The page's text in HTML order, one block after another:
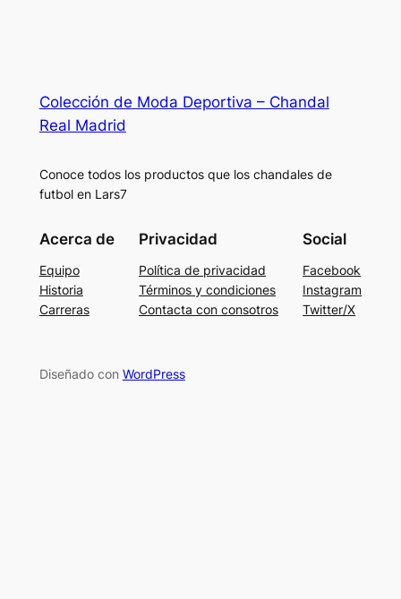
Colección de Moda Deportiva – Chandal
Real Madrid
Conoce todos los productos que los chandales de
futbol en Lars7
Acerca de
Equipo
Historia
Carreras
Privacidad
Política de privacidad
Términos y condiciones
Contacta con consotros
Social
Facebook
Instagram
Twitter/X
Diseñado con WordPress